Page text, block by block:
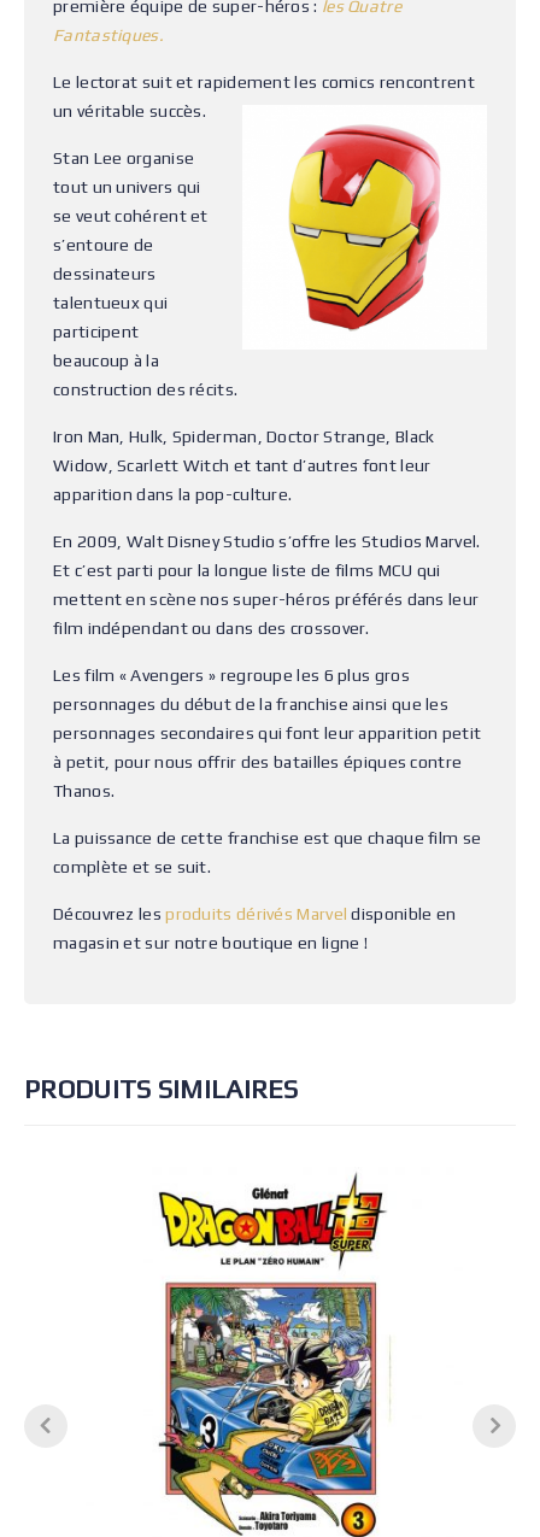
première équipe de super-héros : les Quatre
Fantastiques.
Le lectorat suit et rapidement les comics rencontrent
un véritable succès.
Stan Lee organise
tout un univers qui
se veut cohérent et
s’entoure de
dessinateurs
talentueux qui
participent
beaucoup à la
construction des récits.
Iron Man, Hulk, Spiderman, Doctor Strange, Black
Widow, Scarlett Witch et tant d’autres font leur
apparition dans la pop-culture.
En 2009, Walt Disney Studio s’offre les Studios Marvel.
Et c’est parti pour la longue liste de films MCU qui
mettent en scène nos super-héros préférés dans leur
film indépendant ou dans des crossover.
Les film « Avengers » regroupe les 6 plus gros
personnages du début de la franchise ainsi que les
personnages secondaires qui font leur apparition petit
à petit, pour nous offrir des batailles épiques contre
Thanos.
La puissance de cette franchise est que chaque film se
complète et se suit.
Découvrez lesproduits dérivés Marvel disponible en
magasin et sur notre boutique en ligne !
PRODUITS SIMILAIRES